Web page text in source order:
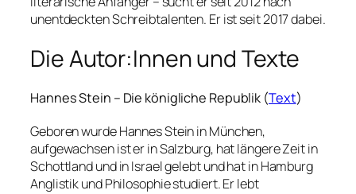
unentdeckten Schreibtalenten. Er ist seit 2017 dabei.
Die Autor:Innen und Texte
Hannes Stein – Die königliche Republik (Text)
Geboren wurde Hannes Stein in München,
aufgewachsen ist er in Salzburg, hat längere Zeit in
Schottland und in Israel gelebt und hat in Hamburg
Anglistik und Philosophie studiert. Er lebt